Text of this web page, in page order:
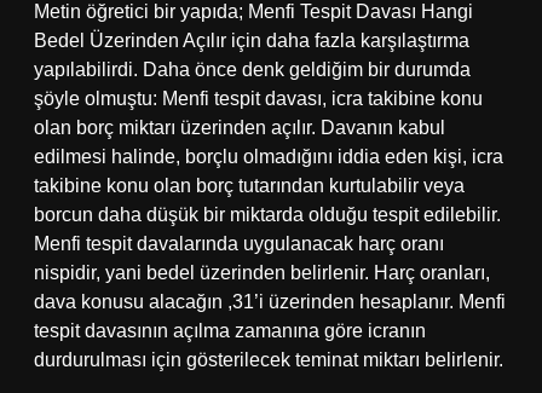
Metin öğretici bir yapıda; Menfi Tespit Davası Hangi
Bedel Üzerinden Açılır için daha fazla karşılaştırma
yapılabilirdi. Daha önce denk geldiğim bir durumda
şöyle olmuştu: Menfi tespit davası, icra takibine konu
olan borç miktarı üzerinden açılır. Davanın kabul
edilmesi halinde, borçlu olmadığını iddia eden kişi, icra
takibine konu olan borç tutarından kurtulabilir veya
borcun daha düşük bir miktarda olduğu tespit edilebilir.
Menfi tespit davalarında uygulanacak harç oranı
nispidir, yani bedel üzerinden belirlenir. Harç oranları,
dava konusu alacağın ,31’i üzerinden hesaplanır. Menfi
tespit davasının açılma zamanına göre icranın
durdurulması için gösterilecek teminat miktarı belirlenir.